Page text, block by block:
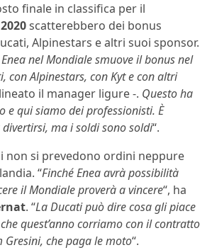
finale in classifica per il
scatterebbero dei bonus
Alpinestars e altri suoi sponsor.
nel Mondiale smuove il bonus nel
con Alpinestars, con Kyt e con altri
il manager ligure -. Questo ha
e qui siamo dei professionisti. È
ma i soldi sono soldi“.
non si prevedono ordini neppure
“Finché Enea avrà possibilità
il Mondiale proverà a vincere“, ha
. “La Ducati può dire cosa gli piace
quest’anno corriamo con il contratto
Gresini, che paga le moto“.